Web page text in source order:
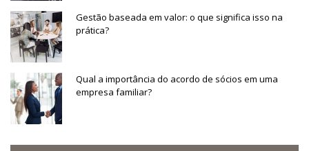
Gestão baseada em valor: o que significa isso na
prática?
Qual a importância do acordo de sócios em uma
empresa familiar?